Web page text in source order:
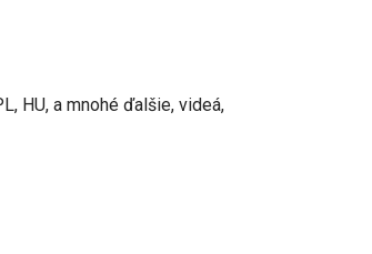
HU, a mnohé ďalšie, videá,